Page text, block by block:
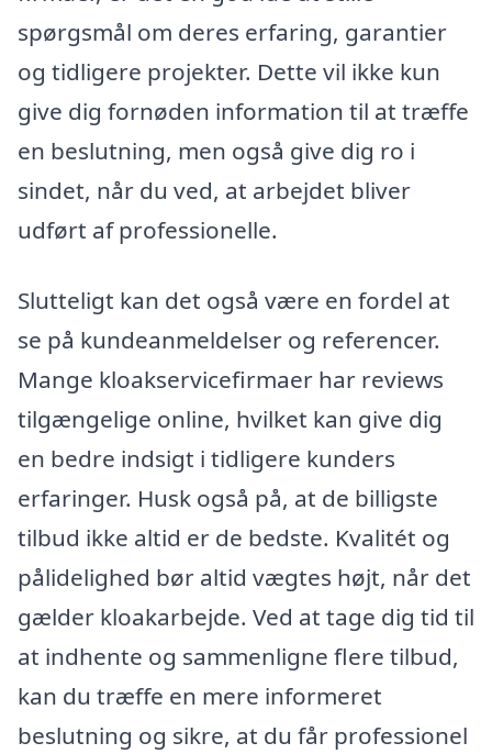
spørgsmål om deres erfaring, garantier
og tidligere projekter. Dette vil ikke kun
give dig fornøden information til at træffe
en beslutning, men også give dig ro i
sindet, når du ved, at arbejdet bliver
udført af professionelle.
Slutteligt kan det også være en fordel at
se på kundeanmeldelser og referencer.
Mange kloakservicefirmaer har reviews
tilgængelige online, hvilket kan give dig
en bedre indsigt i tidligere kunders
erfaringer. Husk også på, at de billigste
tilbud ikke altid er de bedste. Kvalitét og
pålidelighed bør altid vægtes højt, når det
gælder kloakarbejde. Ved at tage dig tid til
at indhente og sammenligne flere tilbud,
kan du træffe en mere informeret
beslutning og sikre, at du får professionel